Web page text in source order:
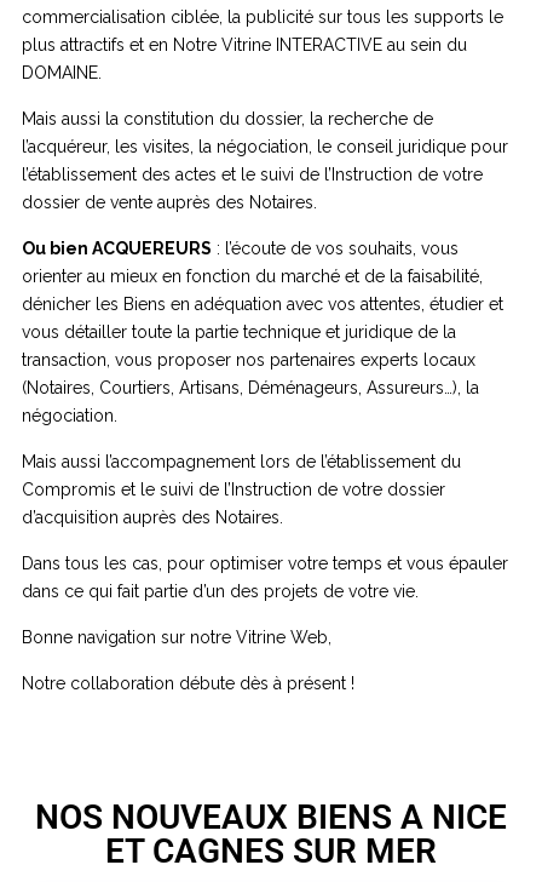
commercialisation ciblée, la publicité sur tous les supports le
plus attractifs et en Notre Vitrine INTERACTIVE au sein du
DOMAINE.
Mais aussi la constitution du dossier, la recherche de
l’acquéreur, les visites, la négociation, le conseil juridique pour
l’établissement des actes et le suivi de l’Instruction de votre
dossier de vente auprès des Notaires.
Ou bien ACQUEREURS : l’écoute de vos souhaits, vous
orienter au mieux en fonction du marché et de la faisabilité,
dénicher les Biens en adéquation avec vos attentes, étudier et
vous détailler toute la partie technique et juridique de la
transaction, vous proposer nos partenaires experts locaux
(Notaires, Courtiers, Artisans, Déménageurs, Assureurs…), la
négociation.
Mais aussi l’accompagnement lors de l’établissement du
Compromis et le suivi de l’Instruction de votre dossier
d’acquisition auprès des Notaires.
Dans tous les cas, pour optimiser votre temps et vous épauler
dans ce qui fait partie d’un des projets de votre vie.
Bonne navigation sur notre Vitrine Web,
Notre collaboration débute dès à présent !
NOS NOUVEAUX BIENS A NICE
ET CAGNES SUR MER
Cagnes